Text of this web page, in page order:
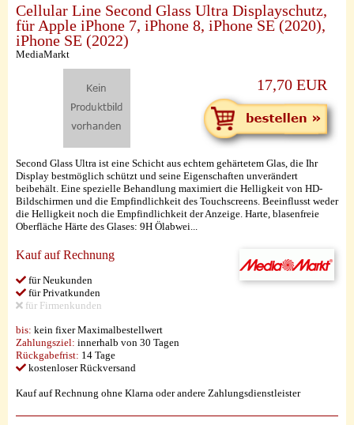
Cellular Line Second Glass Ultra Displayschutz,
für Apple iPhone 7, iPhone 8, iPhone SE (2020),
iPhone SE (2022)
MediaMarkt
17,70 EUR
Second Glass Ultra ist eine Schicht aus echtem gehärtetem Glas, die Ihr
Display bestmöglich schützt und seine Eigenschaften unverändert
beibehält. Eine spezielle Behandlung maximiert die Helligkeit von HD-
Bildschirmen und die Empfindlichkeit des Touchscreens. Beeinflusst weder
die Helligkeit noch die Empfindlichkeit der Anzeige. Harte, blasenfreie
Oberfläche Härte des Glases: 9H Ölabwei...
Kauf auf Rechnung
für Neukunden
für Privatkunden
für Firmenkunden
bis: kein fixer Maximalbestellwert
Zahlungsziel: innerhalb von 30 Tagen
Rückgabefrist: 14 Tage
kostenloser Rückversand
Kauf auf Rechnung ohne Klarna oder andere Zahlungsdienstleister